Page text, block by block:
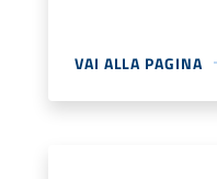
VAI ALLA PAGINA